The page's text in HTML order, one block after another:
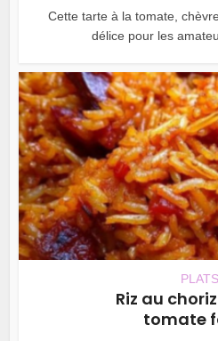
Cette tarte à la tomate,
délice pour les
PLATS
Riz au
tomate